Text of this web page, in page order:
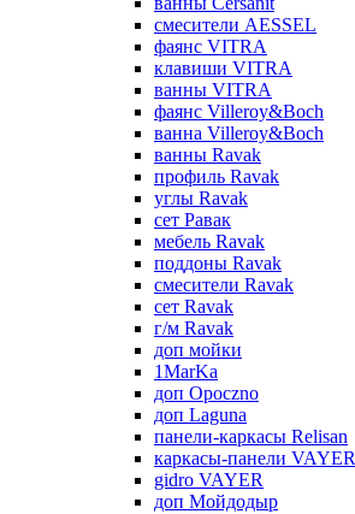
смесители AESSEL
фаянс VITRA
клавиши VITRA
ванны VITRA
фаянс Villeroy&Boch
ванна Villeroy&Boch
ванны Ravak
профиль Ravak
углы Ravak
сет Равак
мебель Ravak
поддоны Ravak
смесители Ravak
сет Ravak
г/м Ravak
доп мойки
1MarKa
доп Opoczno
доп Laguna
панели-каркасы Relisan
каркасы-панели VAYER
gidro VAYER
доп Мойдодыр